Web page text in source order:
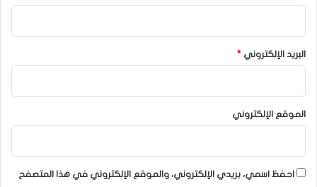
البريد الإلكتروني *
الموقع الإلكتروني
احفظ اسمي، بريدي الإلكتروني، والموقع الإلكتروني في هذا المتصفح